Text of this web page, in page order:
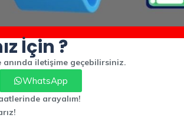
İçin ?
iletişime geçebilirsiniz.
WhatsApp
arayalım!